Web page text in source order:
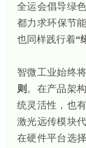
全运会倡导绿
都力求环保节
也同样践行着“
智微工业始终
则 。在产品架
统灵活性，也
激光远传模块
在硬件平台选